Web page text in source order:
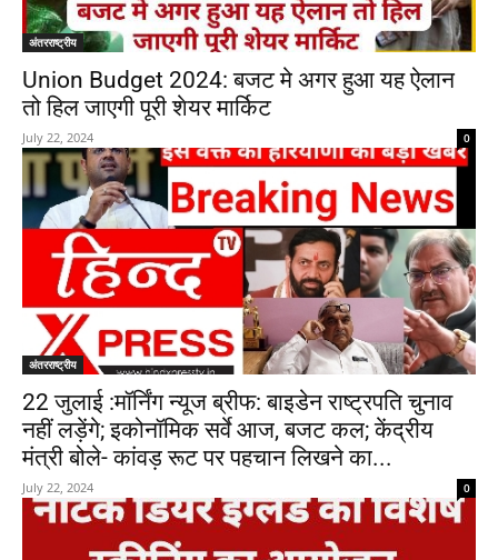
अंतरराष्ट्रीय
Union Budget 2024: बजट मे अगर हुआ यह ऐलान
तो हिल जाएगी पूरी शेयर मार्किट
July 22, 2024 0
अंतरराष्ट्रीय
22 जुलाई :मॉर्निंग न्यूज ब्रीफ: बाइडेन राष्ट्रपति चुनाव
नहीं लड़ेंगे; इकोनॉमिक सर्वे आज, बजट कल; केंद्रीय
मंत्री बोले- कांवड़ रूट पर पहचान लिखने का...
July 22, 2024 0